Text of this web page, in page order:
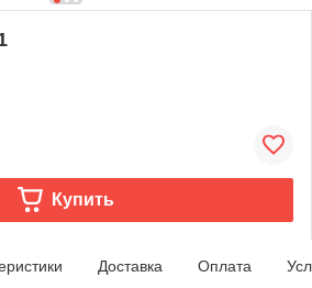
Купить
Доставка Оплата